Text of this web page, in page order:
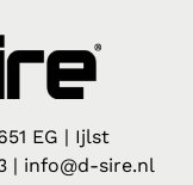
EG | Ijlst
| info@d-sire.nl